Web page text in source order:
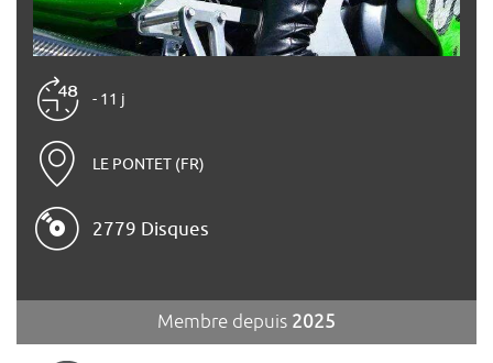
- 11 j
LE PONTET (FR)
2779 Disques
Membre depuis 2025